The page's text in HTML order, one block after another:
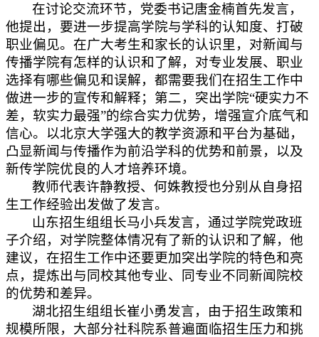
在讨论交流环节，党委书记唐金楠首先发言，
他提出，要进一步提高学院与学科的认知度、打破
职业偏见。在广大考生和家长的认识里，对新闻与
传播学院有怎样的认识和了解，对专业发展、职业
选择有哪些偏见和误解，都需要我们在招生工作中
做进一步的宣传和解释；第二，突出学院“硬实力不
差，软实力最强”的综合实力优势，增强宣介底气和
信心。以北京大学强大的教学资源和平台为基础，
凸显新闻与传播作为前沿学科的优势和前景，以及
新传学院优良的人才培养环境。
教师代表许静教授、何姝教授也分别从自身招
生工作经验出发做了发言。
山东招生组组长马小兵发言，通过学院党政班
子介绍，对学院整体情况有了新的认识和了解，他
建议，在招生工作中还要更加突出学院的特色和亮
点，提炼出与同校其他专业、同专业不同新闻院校
的优势和差异。
湖北招生组组长崔小勇发言，由于招生政策和
规模所限，大部分社科院系普遍面临招生压力和挑